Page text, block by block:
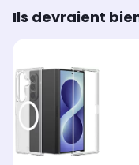
Ils devraient